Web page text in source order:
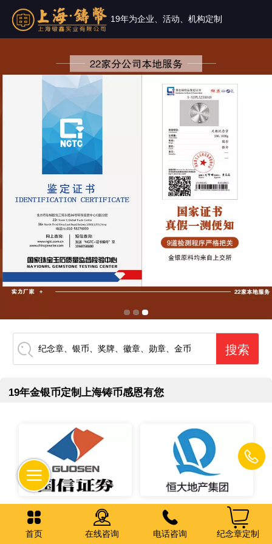
19年为企业、活动、机构定制
纪念章、银币、奖牌、徽章、勋章、金币
19年金银币定制上海铸币感恩有您
首页 在线咨询 电话咨询 纪念章定制